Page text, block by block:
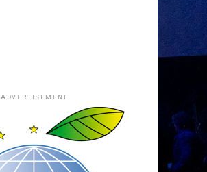
ADVERTISEMENT